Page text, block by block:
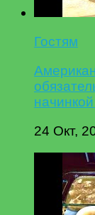
Гостям
24 Окт,